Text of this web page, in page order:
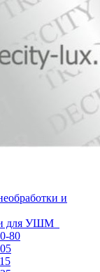
и
для УШМ
80